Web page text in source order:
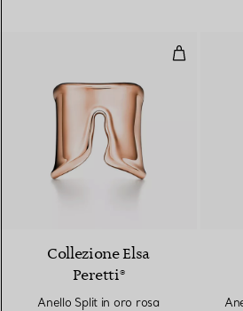
Anello
Collezione Elsa
Peretti®
Anello Split in oro rosa